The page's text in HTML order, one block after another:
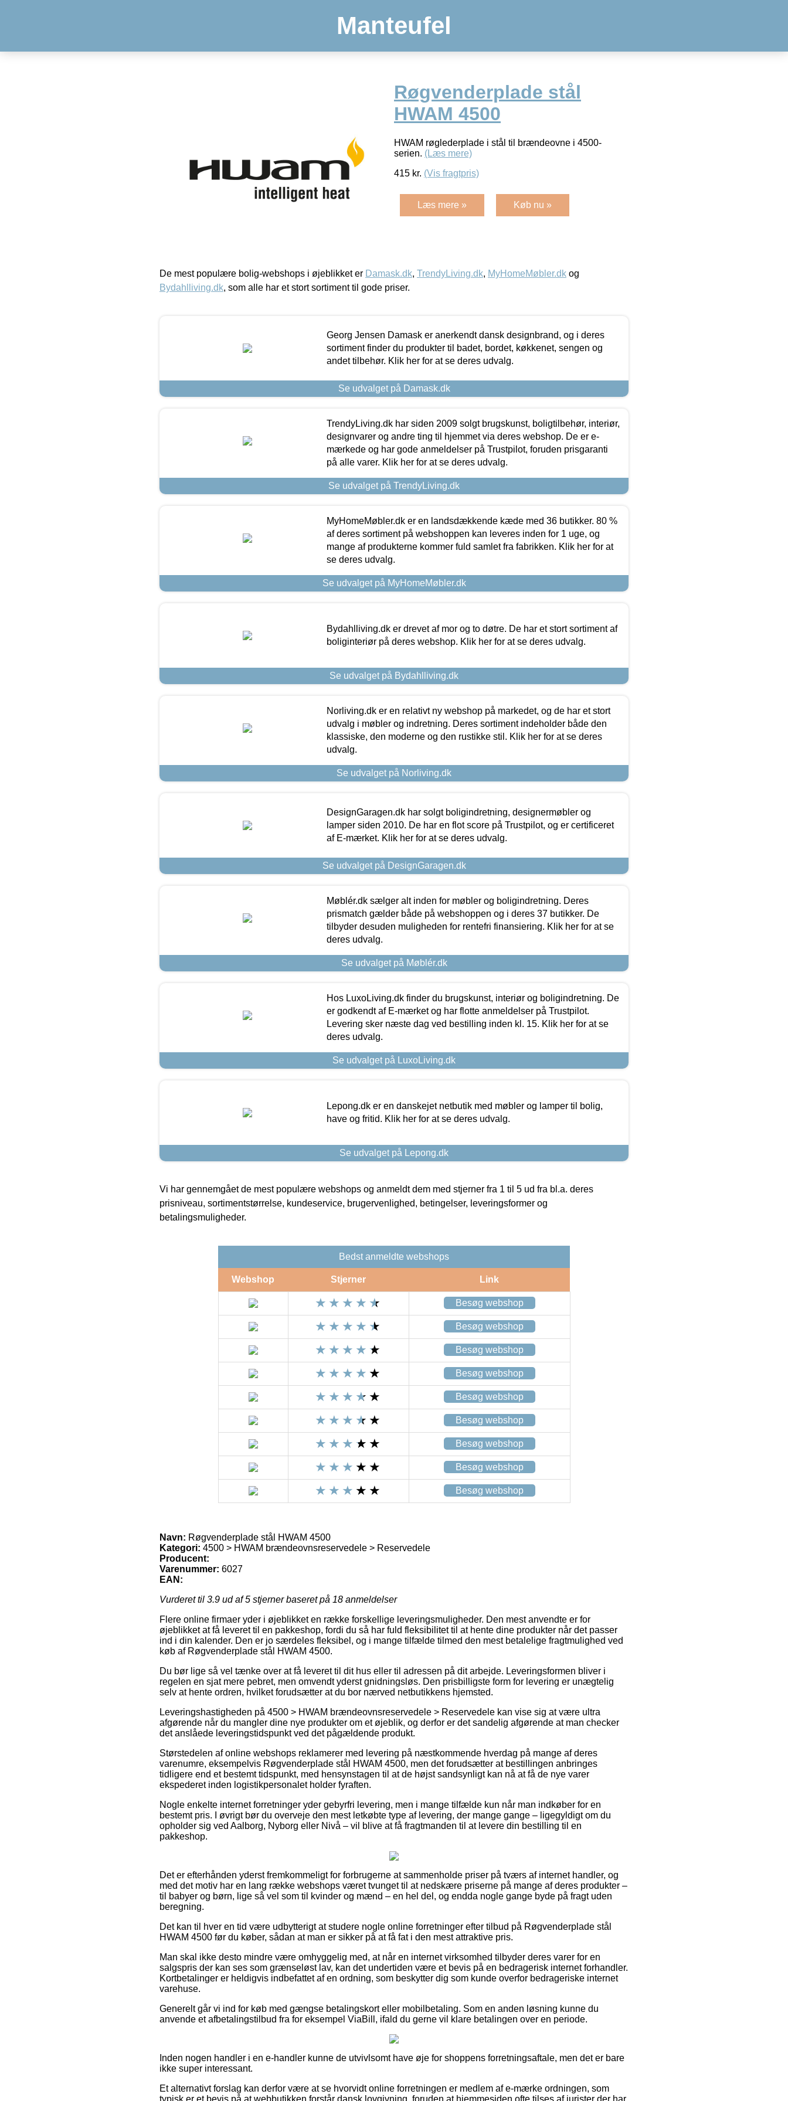
Manteufel
Røgvenderplade stål
HWAM 4500
HWAM røglederplade i stål til brændeovne i 4500-
serien. (Læs mere)
415 kr. (Vis fragtpris)
Læs mere » Køb nu »
De mest populære bolig-webshops i øjeblikket er Damask.dk, TrendyLiving.dk, MyHomeMøbler.dk og
Bydahlliving.dk, som alle har et stort sortiment til gode priser.
Georg Jensen Damask er anerkendt dansk designbrand, og i deres
sortiment finder du produkter til badet, bordet, køkkenet, sengen og
andet tilbehør. Klik her for at se deres udvalg.
Se udvalget på Damask.dk
TrendyLiving.dk har siden 2009 solgt brugskunst, boligtilbehør, interiør,
designvarer og andre ting til hjemmet via deres webshop. De er e-
mærkede og har gode anmeldelser på Trustpilot, foruden prisgaranti
på alle varer. Klik her for at se deres udvalg.
Se udvalget på TrendyLiving.dk
MyHomeMøbler.dk er en landsdækkende kæde med 36 butikker. 80 %
af deres sortiment på webshoppen kan leveres inden for 1 uge, og
mange af produkterne kommer fuld samlet fra fabrikken. Klik her for at
se deres udvalg.
Se udvalget på MyHomeMøbler.dk
Bydahlliving.dk er drevet af mor og to døtre. De har et stort sortiment af
boliginteriør på deres webshop. Klik her for at se deres udvalg.
Se udvalget på Bydahlliving.dk
Norliving.dk er en relativt ny webshop på markedet, og de har et stort
udvalg i møbler og indretning. Deres sortiment indeholder både den
klassiske, den moderne og den rustikke stil. Klik her for at se deres
udvalg.
Se udvalget på Norliving.dk
DesignGaragen.dk har solgt boligindretning, designermøbler og
lamper siden 2010. De har en flot score på Trustpilot, og er certificeret
af E-mærket. Klik her for at se deres udvalg.
Se udvalget på DesignGaragen.dk
Møblér.dk sælger alt inden for møbler og boligindretning. Deres
prismatch gælder både på webshoppen og i deres 37 butikker. De
tilbyder desuden muligheden for rentefri finansiering. Klik her for at se
deres udvalg.
Se udvalget på Møblér.dk
Hos LuxoLiving.dk finder du brugskunst, interiør og boligindretning. De
er godkendt af E-mærket og har flotte anmeldelser på Trustpilot.
Levering sker næste dag ved bestilling inden kl. 15. Klik her for at se
deres udvalg.
Se udvalget på LuxoLiving.dk
Lepong.dk er en danskejet netbutik med møbler og lamper til bolig,
have og fritid. Klik her for at se deres udvalg.
Se udvalget på Lepong.dk
Vi har gennemgået de mest populære webshops og anmeldt dem med stjerner fra 1 til 5 ud fra bl.a. deres
prisniveau, sortimentstørrelse, kundeservice, brugervenlighed, betingelser, leveringsformer og
betalingsmuligheder.
Bedst anmeldte webshops
Webshop Stjerner Link
Besøg webshop
Besøg webshop
Besøg webshop
Besøg webshop
Besøg webshop
Besøg webshop
Besøg webshop
Besøg webshop
Besøg webshop
Navn: Røgvenderplade stål HWAM 4500
Kategori: 4500 > HWAM brændeovnsreservedele > Reservedele
Producent:
Varenummer: 6027
EAN:
Vurderet til 3.9 ud af 5 stjerner baseret på 18 anmeldelser
Flere online firmaer yder i øjeblikket en række forskellige leveringsmuligheder. Den mest anvendte er for
øjeblikket at få leveret til en pakkeshop, fordi du så har fuld fleksibilitet til at hente dine produkter når det passer
ind i din kalender. Den er jo særdeles fleksibel, og i mange tilfælde tilmed den mest betalelige fragtmulighed ved
køb af Røgvenderplade stål HWAM 4500.
Du bør lige så vel tænke over at få leveret til dit hus eller til adressen på dit arbejde. Leveringsformen bliver i
regelen en sjat mere pebret, men omvendt yderst gnidningsløs. Den prisbilligste form for levering er unægtelig
selv at hente ordren, hvilket forudsætter at du bor nærved netbutikkens hjemsted.
Leveringshastigheden på 4500 > HWAM brændeovnsreservedele > Reservedele kan vise sig at være ultra
afgørende når du mangler dine nye produkter om et øjeblik, og derfor er det sandelig afgørende at man checker
det anslåede leveringstidspunkt ved det pågældende produkt.
Størstedelen af online webshops reklamerer med levering på næstkommende hverdag på mange af deres
varenumre, eksempelvis Røgvenderplade stål HWAM 4500, men det forudsætter at bestillingen anbringes
tidligere end et bestemt tidspunkt, med hensynstagen til at de højst sandsynligt kan nå at få de nye varer
ekspederet inden logistikpersonalet holder fyraften.
Nogle enkelte internet forretninger yder gebyrfri levering, men i mange tilfælde kun når man indkøber for en
bestemt pris. I øvrigt bør du overveje den mest letkøbte type af levering, der mange gange – ligegyldigt om du
opholder sig ved Aalborg, Nyborg eller Nivå – vil blive at få fragtmanden til at levere din bestilling til en
pakkeshop.
Det er efterhånden yderst fremkommeligt for forbrugerne at sammenholde priser på tværs af internet handler, og
med det motiv har en lang række webshops været tvunget til at nedskære priserne på mange af deres produkter –
til babyer og børn, lige så vel som til kvinder og mænd – en hel del, og endda nogle gange byde på fragt uden
beregning.
Det kan til hver en tid være udbytterigt at studere nogle online forretninger efter tilbud på Røgvenderplade stål
HWAM 4500 før du køber, sådan at man er sikker på at få fat i den mest attraktive pris.
Man skal ikke desto mindre være omhyggelig med, at når en internet virksomhed tilbyder deres varer for en
salgspris der kan ses som grænseløst lav, kan det undertiden være et bevis på en bedragerisk internet forhandler.
Kortbetalinger er heldigvis indbefattet af en ordning, som beskytter dig som kunde overfor bedrageriske internet
varehuse.
Generelt går vi ind for køb med gængse betalingskort eller mobilbetaling. Som en anden løsning kunne du
anvende et afbetalingstilbud fra for eksempel ViaBill, ifald du gerne vil klare betalingen over en periode.
Inden nogen handler i en e-handler kunne de utvivlsomt have øje for shoppens forretningsaftale, men det er bare
ikke super interessant.
Et alternativt forslag kan derfor være at se hvorvidt online forretningen er medlem af e-mærke ordningen, som